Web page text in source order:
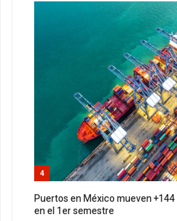
4
Puertos en México mueven
en el 1er semestre